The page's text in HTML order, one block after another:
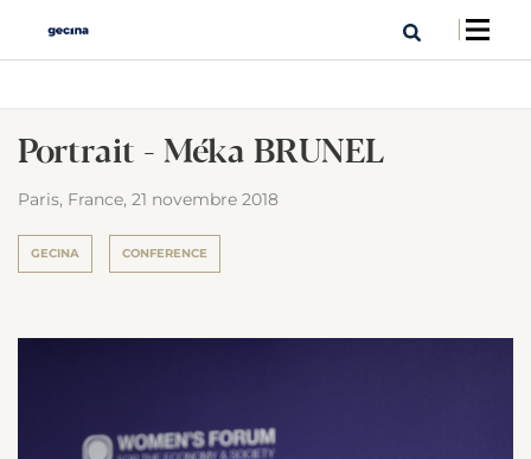
Portrait - Méka BRUNEL
Paris, France, 21 novembre 2018
GECINA CONFERENCE